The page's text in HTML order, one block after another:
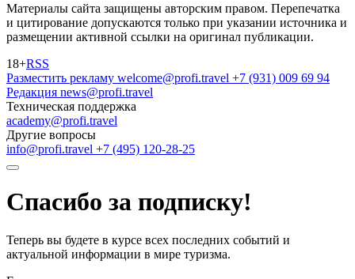
Материалы сайта защищены авторским правом. Перепечатка
и цитирование допускаются только при указании источника и
размещении активной ссылки на оригинал публикации.
18+RSS
Разместить рекламу welcome@profi.travel +7 (931) 009 69 94
Редакция news@profi.travel
Техническая поддержка
academy@profi.travel
Другие вопросы
info@profi.travel +7 (495) 120-28-25
Спасибо за подписку!
Теперь вы будете в курсе всех последних событий и
актуальной информации в мире туризма.